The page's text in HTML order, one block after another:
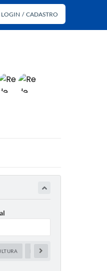
LOGIN / CADASTRO
EDUCAÇÃO